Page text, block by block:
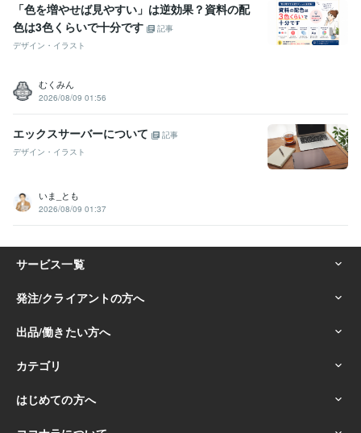
「色を増やせば見やすい」は逆効果？資料の配
色は3色くらいで十分です
記事
デザイン・イラスト
むくみん
2026/08/09 01:56
エックスサーバーについて
記事
デザイン・イラスト
いま_とも
2026/08/09 01:37